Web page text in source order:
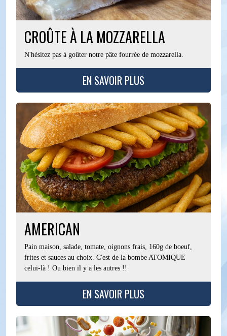
CROÛTE À LA MOZZARELLA
N'hésitez pas à goûter notre pâte fourrée de mozzarella.
EN SAVOIR PLUS
AMERICAN
Pain maison, salade, tomate, oignons frais, 160g de boeuf,
frites et sauces au choix. C'est de la bombe ATOMIQUE
celui-là ! Ou bien il y a les autres !!
EN SAVOIR PLUS